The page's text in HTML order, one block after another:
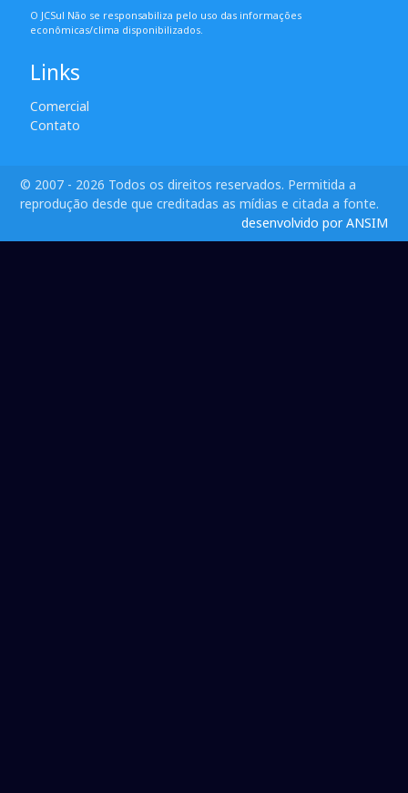
O JCSul Não se responsabiliza pelo uso das informações
econômicas/clima disponibilizados.
Links
Comercial
Contato
© 2007 - 2026 Todos os direitos reservados. Permitida a
reprodução desde que creditadas as mídias e citada a fonte.
desenvolvido por ANSIM